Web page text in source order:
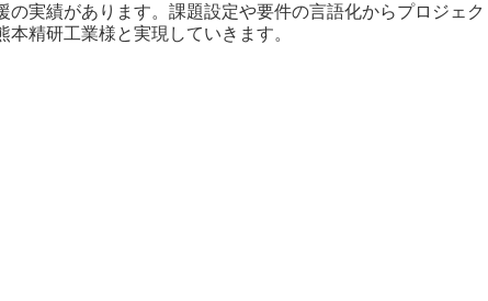
の実績があります。課題設定や要件の言語化からプロジェク
精研工業様と実現していきます。